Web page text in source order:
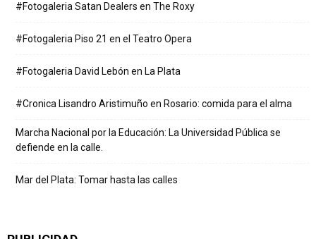
#Fotogaleria Satan Dealers en The Roxy
#Fotogaleria Piso 21 en el Teatro Opera
#Fotogaleria David Lebón en La Plata
#Cronica Lisandro Aristimuño en Rosario: comida para el alma
Marcha Nacional por la Educación: La Universidad Pública se
defiende en la calle.
Mar del Plata: Tomar hasta las calles